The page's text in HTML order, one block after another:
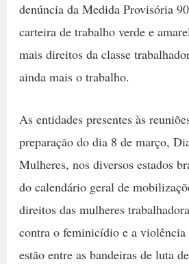
denúncia da Medida Provisória
carteira de trabalho verde e
mais direitos da classe
ainda mais o trabalho.
As entidades presentes às
preparação do dia 8 de março,
Mulheres, nos diversos estados
do calendário geral de
direitos das mulheres
contra o feminicídio e a violência
estão entre as bandeiras de luta